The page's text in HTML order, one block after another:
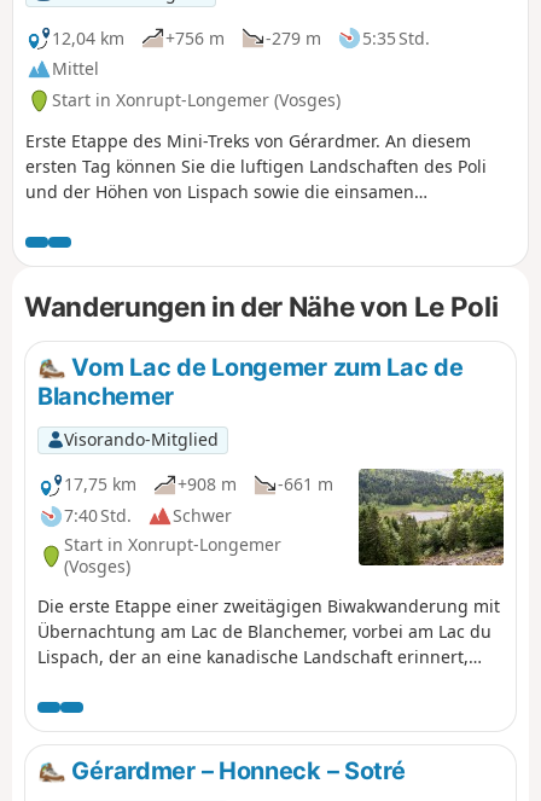
12,04 km
+756 m -279 m
5:35 Std.
Mittel
Start in Xonrupt-Longemer (Vosges)
Erste Etappe des Mini-Treks von Gérardmer. An diesem
ersten Tag können Sie die luftigen Landschaften des Poli
und der Höhen von Lispach sowie die einsamen
Etappe ermöglicht einen gleichmäßigen Fortschritt zum
Chalet des Champis, dem Ort der Unterkunft und der
Nachtruhe. Es ist auch eine Gelegenheit, eine Nacht in
einer unbewirtschafteten Hütte zu verbringen, die (fast)
alles zu bieten hat: abgeschieden und mindestens 30
Gehminuten von jeder Ortschaft entfernt, mitten in den
Strohhalmen, für alle zugänglich und das ganze Jahr
Wanderungen in der Nähe von Le Poli
Vom Lac de Longemer zum Lac de
Blanchemer
Visorando-Mitglied
17,75 km
+908 m
-661 m
7:40 Std.
Schwer
Start in Xonrupt-Longemer
(Vosges)
Die erste Etappe einer zweitägigen Biwakwanderung mit
Übernachtung am Lac de Blanchemer, vorbei am Lac du
Lispach, der an eine kanadische Landschaft erinnert,
schöner Ausblick könnten diese erste Etappe
zusammenfassen.
Gérardmer – Honneck – Sotré